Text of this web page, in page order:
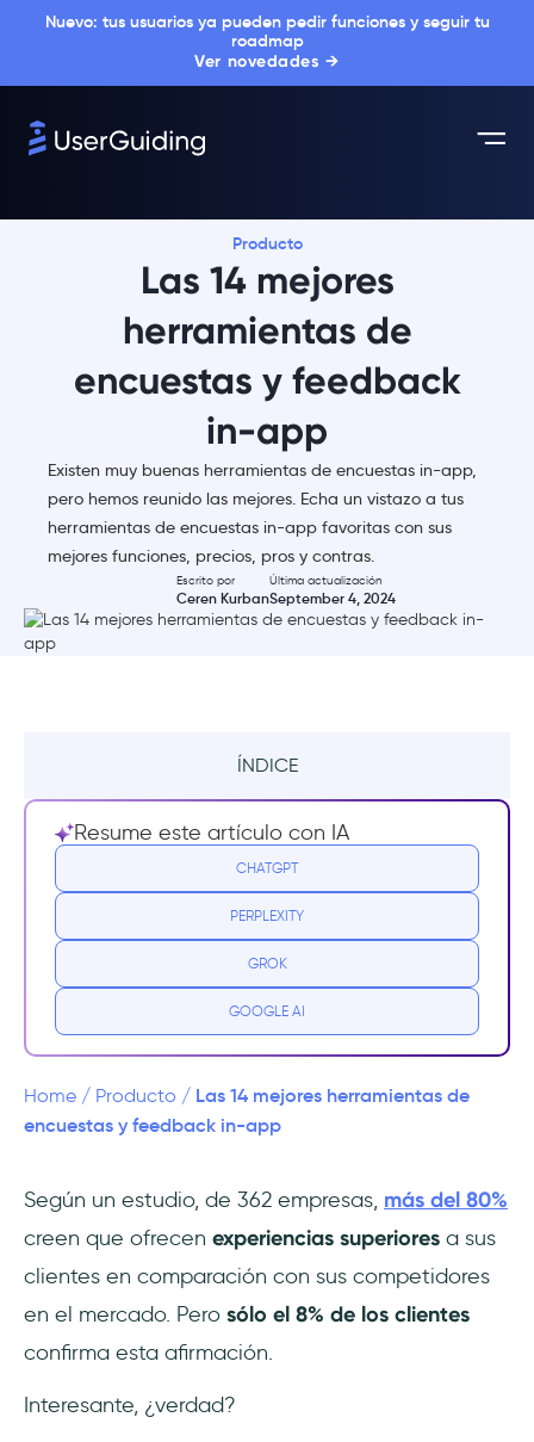
Nuevo: tus usuarios ya pueden pedir funciones y seguir tu
roadmap
Ver novedades →
Producto
Las 14 mejores
herramientas de
encuestas y feedback
in-app
Existen muy buenas herramientas de encuestas in-app,
pero hemos reunido las mejores. Echa un vistazo a tus
herramientas de encuestas in-app favoritas con sus
mejores funciones, precios, pros y contras.
Escrito por
Ceren Kurban
Última actualización
September 4, 2024
ÍNDICE
Resumen
Las mejores herramientas para encuestas y
comentarios
4- Qualaroo
6- Delighted by Qualtrics
7- SatisMeter by Productboard
8- Luciq (antes Instabug)
9- Usersnap
Resume este artículo con IA
CHATGPT
PERPLEXITY
GROK
GOOGLE AI
Home / Producto / Las 14 mejores herramientas de
encuestas y feedback in-app
Según un estudio, de 362 empresas, más del 80%
creen que ofrecen experiencias superiores a sus
clientes en comparación con sus competidores
en el mercado. Pero sólo el 8% de los clientes
confirma esta afirmación.
Interesante, ¿verdad?